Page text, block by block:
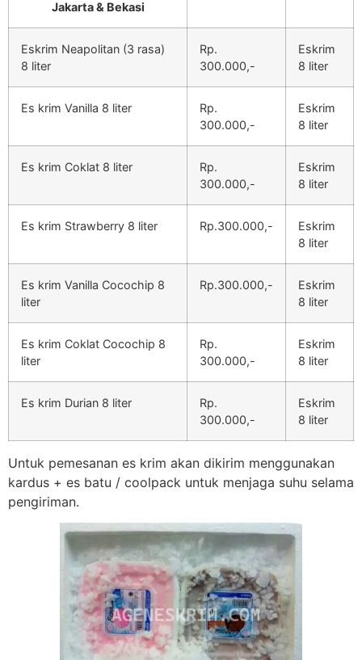
Jakarta & Bekasi
Eskrim Neapolitan (3 rasa)
8 liter
Rp.
300.000,-
Eskrim
8 liter
Es krim Vanilla 8 liter
Rp.
300.000,-
Eskrim
8 liter
Es krim Coklat 8 liter
Rp.
300.000,-
Eskrim
8 liter
Es krim Strawberry 8 liter Rp.300.000,-
Eskrim
8 liter
Es krim Vanilla Cocochip 8
liter
Rp.300.000,-
Eskrim
8 liter
Es krim Coklat Cocochip 8
liter
Rp.
300.000,-
Eskrim
8 liter
Es krim Durian 8 liter
Rp.
300.000,-
Eskrim
8 liter
Untuk pemesanan es krim akan dikirim menggunakan
kardus + es batu / coolpack untuk menjaga suhu selama
pengiriman.